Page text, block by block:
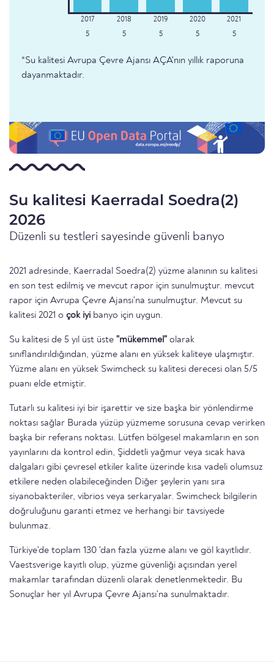
5 5 5 5 5
*Su kalitesi Avrupa Çevre Ajansı AÇA'nın yıllık raporuna
dayanmaktadır.
Su kalitesi Kaerradal Soedra(2)
2026
Düzenli su testleri sayesinde güvenli banyo
2021 adresinde, Kaerradal Soedra(2) yüzme alanının su kalitesi
en son test edilmiş ve mevcut rapor için sunulmuştur. mevcut
rapor için Avrupa Çevre Ajansı'na sunulmuştur. Mevcut su
kalitesi 2021 o çok iyi banyo için uygun.
Su kalitesi de 5 yıl üst üste "mükemmel" olarak
sınıflandırıldığından, yüzme alanı en yüksek kaliteye ulaşmıştır.
Yüzme alanı en yüksek Swimcheck su kalitesi derecesi olan 5/5
puanı elde etmiştir.
Tutarlı su kalitesi iyi bir işarettir ve size başka bir yönlendirme
noktası sağlar Burada yüzüp yüzmeme sorusuna cevap verirken
başka bir referans noktası. Lütfen bölgesel makamların en son
yayınlarını da kontrol edin, Şiddetli yağmur veya sıcak hava
dalgaları gibi çevresel etkiler kalite üzerinde kısa vadeli olumsuz
etkilere neden olabileceğinden Diğer şeylerin yanı sıra
siyanobakteriler, vibrios veya serkaryalar. Swimcheck bilgilerin
doğruluğunu garanti etmez ve herhangi bir tavsiyede
bulunmaz.
Türkiye'de toplam 130 'dan fazla yüzme alanı ve göl kayıtlıdır.
Vaestsverige kayıtlı olup, yüzme güvenliği açısından yerel
makamlar tarafından düzenli olarak denetlenmektedir. Bu
Sonuçlar her yıl Avrupa Çevre Ajansı'na sunulmaktadır.